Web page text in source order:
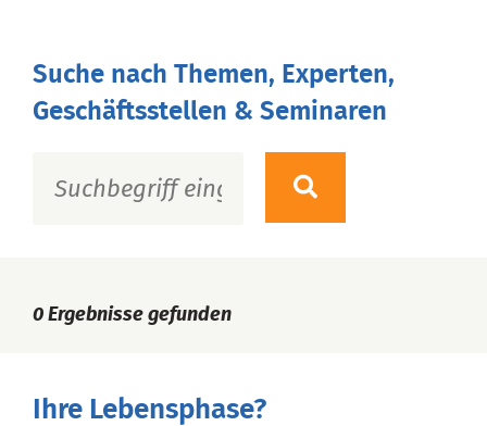
Suche nach Themen, Experten,
Geschäftsstellen & Seminaren
0 Ergebnisse gefunden
Ihre Lebensphase?